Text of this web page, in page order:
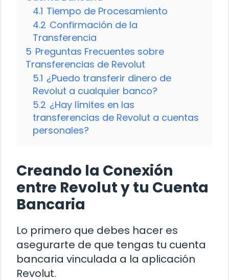
4.1 Tiempo de Procesamiento
4.2 Confirmación de la
Transferencia
5 Preguntas Frecuentes sobre
Transferencias de Revolut
5.1 ¿Puedo transferir dinero de
Revolut a cualquier banco?
5.2 ¿Hay límites en las
transferencias de Revolut a cuentas
personales?
Creando la Conexión
entre Revolut y tu Cuenta
Bancaria
Lo primero que debes hacer es
asegurarte de que tengas tu cuenta
bancaria vinculada a la aplicación
Revolut.